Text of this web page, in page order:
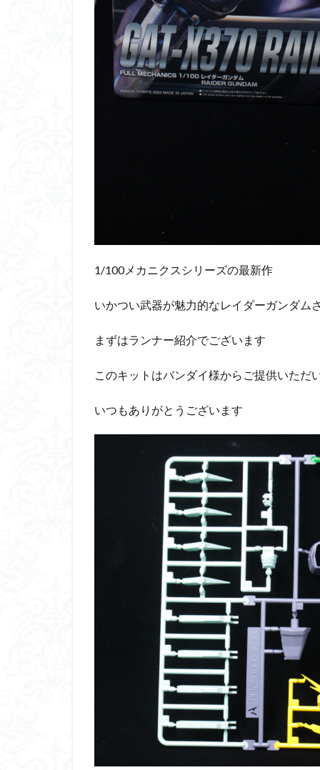
1/100メカニクスシリーズの最新作
いかつい武器が魅力的なレイダーガンダム
まずはランナー紹介でございます
このキットはバンダイ様からご提供いただ
いつもありがとうございます
ムーミンハウス
ヤマトよ永遠に
ヱヴァンゲリヲン
仮面ライダードラ
内容紹介